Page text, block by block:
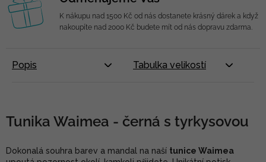
K nákupu nad 1500 Kč od nás dostanete krásný dárek a když
nakoupíte nad 2000 Kč budete mít od nás dopravu zdarma.
Popis Tabulka velikostí
Tunika Waimea - černá s tyrkysovou
Dokonalá souhra barev a mandal na naší tunice Waimea